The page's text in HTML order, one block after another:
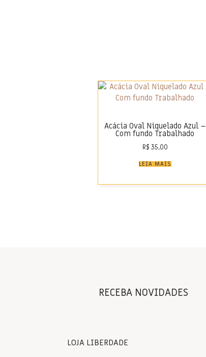
Acácia Oval Niquelado Azul –
Com fundo Trabalhado
R$ 35,00
LEIA MAIS
RECEBA NOVIDADES
LOJA LIBERDADE